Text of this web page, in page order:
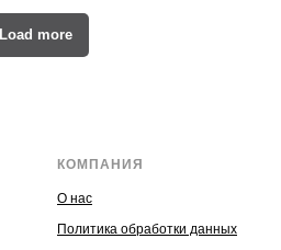
Load more
КОМПАНИЯ
О нас
Политика обработки данных